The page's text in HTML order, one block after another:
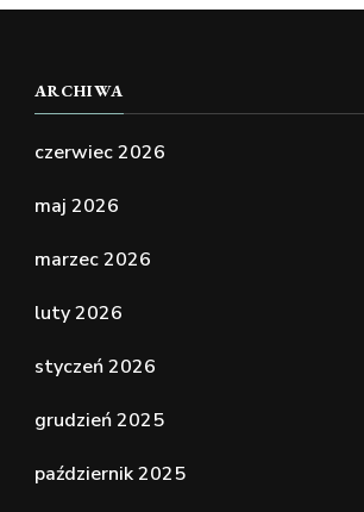
ARCHIWA
czerwiec 2026
maj 2026
marzec 2026
luty 2026
styczeń 2026
grudzień 2025
październik 2025